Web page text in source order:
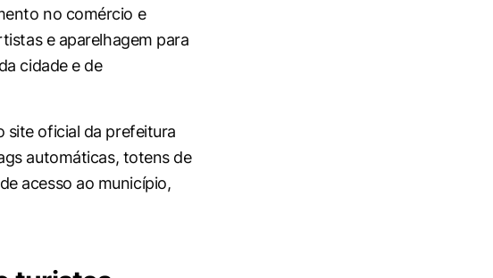
no comércio e
e aparelhagem para
cidade e de
site oficial da prefeitura
automáticas, totens de
acesso ao município,